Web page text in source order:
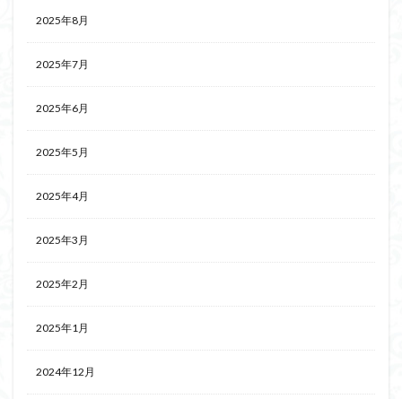
2025年8月
2025年7月
2025年6月
2025年5月
2025年4月
2025年3月
2025年2月
2025年1月
2024年12月